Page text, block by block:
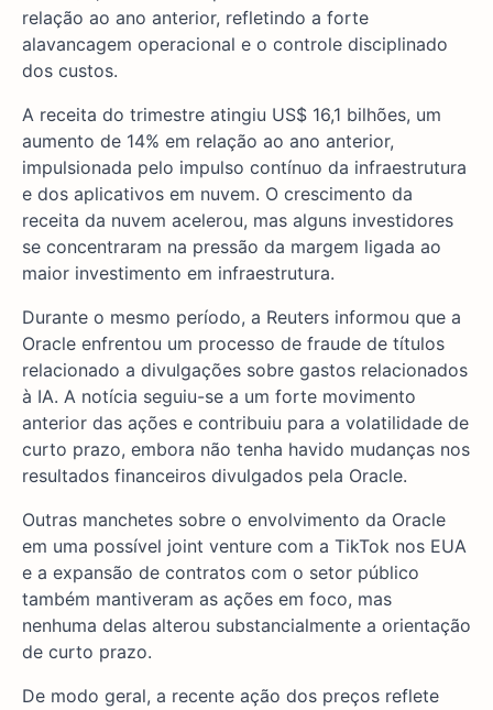
relação ao ano anterior, refletindo a forte
alavancagem operacional e o controle disciplinado
dos custos.
A receita do trimestre atingiu US$ 16,1 bilhões, um
aumento de 14% em relação ao ano anterior,
impulsionada pelo impulso contínuo da infraestrutura
e dos aplicativos em nuvem. O crescimento da
receita da nuvem acelerou, mas alguns investidores
se concentraram na pressão da margem ligada ao
maior investimento em infraestrutura.
Durante o mesmo período, a Reuters informou que a
Oracle enfrentou um processo de fraude de títulos
relacionado a divulgações sobre gastos relacionados
à IA. A notícia seguiu-se a um forte movimento
anterior das ações e contribuiu para a volatilidade de
curto prazo, embora não tenha havido mudanças nos
resultados financeiros divulgados pela Oracle.
Outras manchetes sobre o envolvimento da Oracle
em uma possível joint venture com a TikTok nos EUA
e a expansão de contratos com o setor público
também mantiveram as ações em foco, mas
nenhuma delas alterou substancialmente a orientação
de curto prazo.
De modo geral, a recente ação dos preços reflete